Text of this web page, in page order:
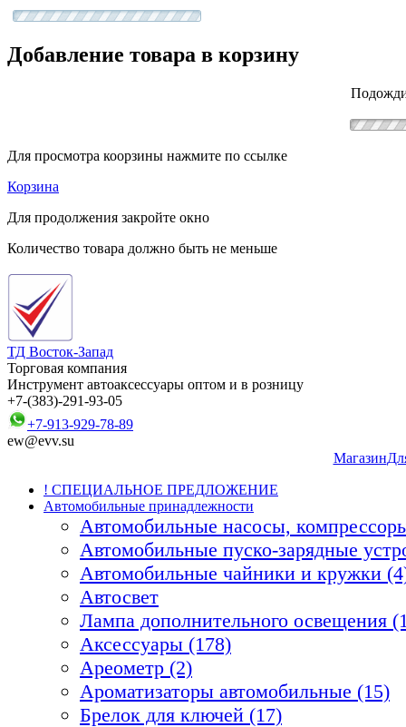
Добавление товара в корзину
Для просмотра коорзины нажмите по ссылке
Корзина
Для продолжения закройте окно
Количество товара должно быть не меньше
ТД Восток-Запад
Торговая компания
Инструмент автоаксессуары оптом и в розницу
+7-(383)-291-93-05
+7-913-929-78-89
ew@evv.su
Магазин
! СПЕЦИАЛЬНОЕ ПРЕДЛОЖЕНИЕ
Автомобильные принадлежности
Автомобильные насосы,
Автомобильные пуско-зарядные
Автомобильные чайники и кружки
Автосвет
Лампа дополнительного освещения
Аксессуары (178)
Ареометр (2)
Ароматизаторы автомобильные (15)
Брелок для ключей (17)